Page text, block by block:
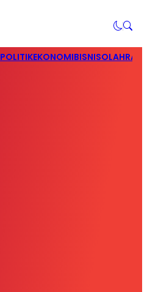
POLITIKEKONOMIBISNIS